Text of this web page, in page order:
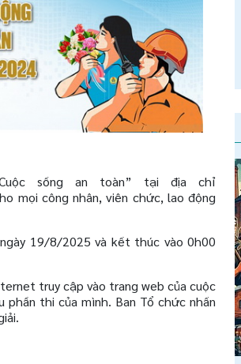
sống an toàn” tại địa chỉ
mọi công nhân, viên chức, lao động
19/8/2025 và kết thúc vào 0h00
truy cập vào trang web của cuộc
thi của mình. Ban Tổ chức nhấn